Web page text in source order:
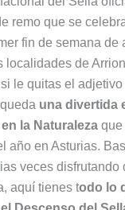
remo que se
fin de semana de
localidades de
le quitas el adjetivo
una divertida
la Naturaleza que
año en Asturias.
veces disfrutando
aquí tienes todo lo